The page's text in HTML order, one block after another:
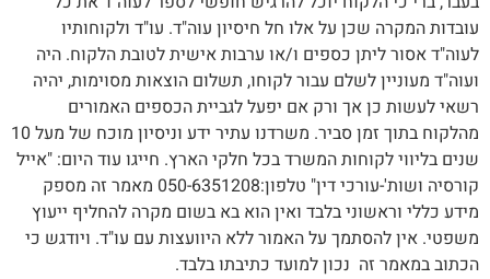
עובדות המקרה שכן על אלו חל חיסיון עוה"ד. עו"ד ולקוחותיו
לעוה"ד אסור ליתן כספים ו/או ערבות אישית לטובת הלקוח. היה
ועוה"ד מעוניין לשלם עבור לקוחו, תשלום הוצאות מסוימות, יהיה
רשאי לעשות כן אך ורק אם יפעל לגביית הכספים האמורים
מהלקוח בתוך זמן סביר. משרדנו עתיר ידע וניסיון מוכח של מעל 10
שנים בליווי לקוחות המשרד בכל חלקי הארץ. חייגו עוד היום: "אייל
קורסיה ושות'-עורכי דין" טלפון:050-6351208 מאמר זה מספק
מידע כללי וראשוני בלבד ואין הוא בא בשום מקרה להחליף ייעוץ
משפטי. אין להסתמך על האמור ללא היוועצות עם עו"ד. ויודגש כי
הכתוב במאמר זה נכון למועד כתיבתו בלבד.